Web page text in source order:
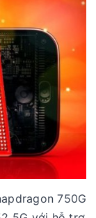
750G